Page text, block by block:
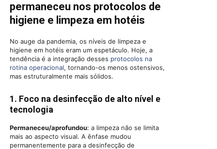
permaneceu nos protocolos de
higiene e limpeza em hotéis
No auge da pandemia, os níveis de limpeza e
higiene em hotéis eram um espetáculo. Hoje, a
tendência é a integração desses protocolos na
rotina operacional, tornando-os menos ostensivos,
mas estruturalmente mais sólidos.
1. Foco na desinfecção de alto nível e
tecnologia
Permaneceu/aprofundou: a limpeza não se limita
mais ao aspecto visual. A ênfase mudou
permanentemente para a desinfecção de